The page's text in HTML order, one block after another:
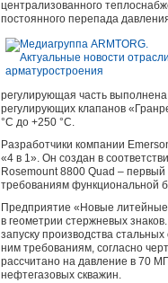
централизованного
постоянного перепада
регулирующая часть
регулирующих клапанов
°C до +250 °C.
Разработчики компании
«4 в 1». Он создан в
Rosemount 8800 Quad –
требованиям функциональной
Предприятие «Новые литейные
в геометрии стержневых
запуску производства
ним требованиям, согласно
рассчитано на давление в 70
нефтегазовых скважин.